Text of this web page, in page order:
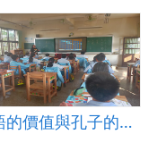
論語的價值與孔子的生平